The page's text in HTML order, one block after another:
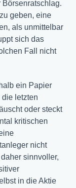
Börsenratschlag.
geben, eine
als unmittelbar
sich das
Fall nicht
ein Papier
letzten
oder steckt
kritischen
nicht
sinnvoller,
in die Aktie